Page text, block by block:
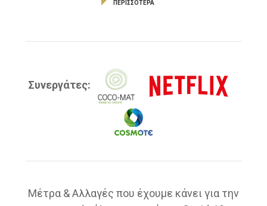
ΠΕΡΙΣΣΟΤΕΡΑ
Συνεργάτες:
Μέτρα & Αλλαγές που έχουμε κάνει για την